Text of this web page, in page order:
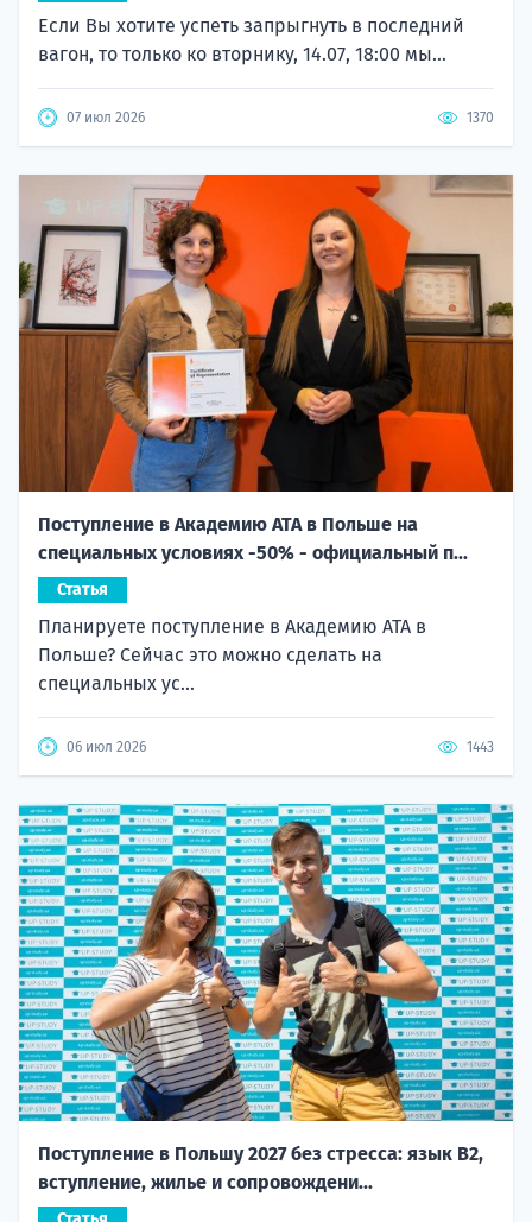
Если Вы хотите успеть запрыгнуть в последний
вагон, то только ко вторнику, 14.07, 18:00 мы...
07 июл 2026 1370
Поступление в Академию ATA в Польше на
специальных условиях -50% - официальный п...
Статья
Планируете поступление в Академию ATA в
Польше? Сейчас это можно сделать на
специальных ус...
06 июл 2026 1443
Поступление в Польшу 2027 без стресса: язык B2,
вступление, жилье и сопровождени...